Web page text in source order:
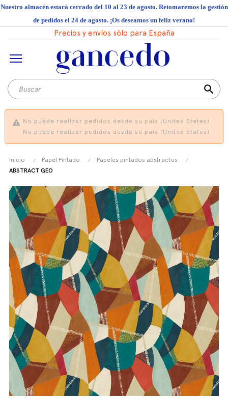
Nuestro almacén estará cerrado del 10 al 23 de agosto. Retomaremos la gestión
de pedidos el 24 de agosto. ¡Os deseamos un feliz verano!
Precios y envíos sólo para España
search
No puede realizar pedidos desde su país (United States).
No puede realizar pedidos desde su país (United States).
Inicio Papel Pintado
Papeles pintados abstractos
ABSTRACT GEO